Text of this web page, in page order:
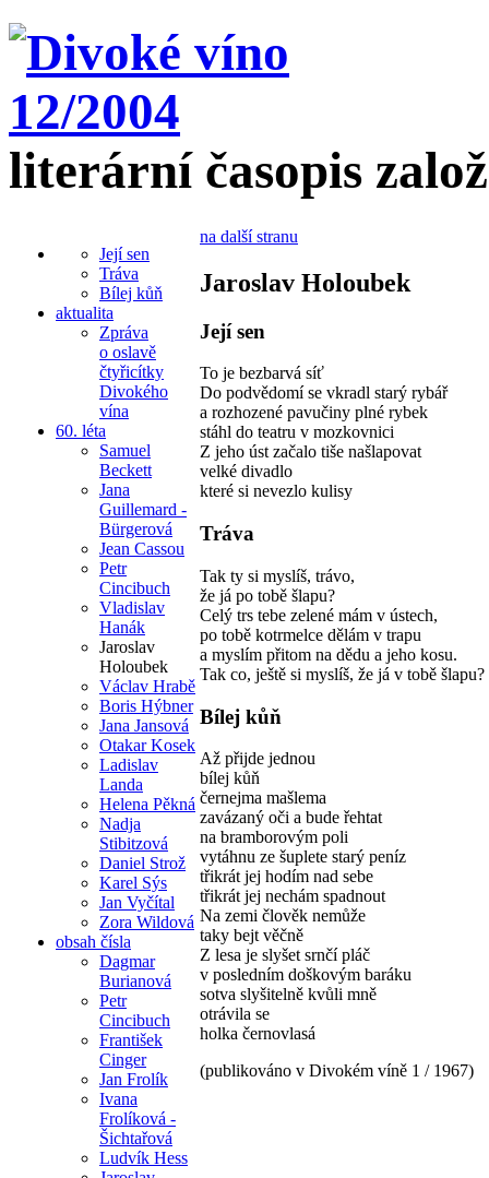
literární časopis
Její sen
Tráva
Bílej kůň
aktualita
Zpráva
o oslavě
čtyřicítky
Divokého
vína
60. léta
Samuel
Beckett
Jana
Guillemard -
Bürgerová
Jean Cassou
Petr
Cincibuch
Vladislav
Hanák
Jaroslav
Holoubek
Václav Hrabě
Boris Hýbner
Jana Jansová
Otakar Kosek
Ladislav
Landa
Helena Pěkná
Nadja
Stibitzová
Daniel Strož
Karel Sýs
Jan Vyčítal
Zora Wildová
obsah čísla
Dagmar
Burianová
Petr
Cincibuch
František
Cinger
Jan Frolík
Ivana
Frolíková -
Šichtařová
Ludvík Hess
na další stranu
Jaroslav Holoubek
Její sen
To je bezbarvá síť
Do podvědomí se vkradl starý rybář
a rozhozené pavučiny plné rybek
stáhl do teatru v mozkovnici
Z jeho úst začalo tiše našlapovat
velké divadlo
které si nevezlo kulisy
Tráva
Tak ty si myslíš, trávo,
že já po tobě šlapu?
Celý trs tebe zelené mám v ústech,
po tobě kotrmelce dělám v trapu
a myslím přitom na dědu a jeho kosu.
Tak co, ještě si myslíš, že já v tobě šlapu?
Bílej kůň
Až přijde jednou
bílej kůň
černejma mašlema
zavázaný oči a bude řehtat
na bramborovým poli
vytáhnu ze šuplete starý peníz
třikrát jej hodím nad sebe
třikrát jej nechám spadnout
Na zemi člověk nemůže
taky bejt věčně
Z lesa je slyšet srnčí pláč
v posledním doškovým baráku
sotva slyšitelně kvůli mně
otrávila se
holka černovlasá
(publikováno v Divokém víně 1 / 1967)